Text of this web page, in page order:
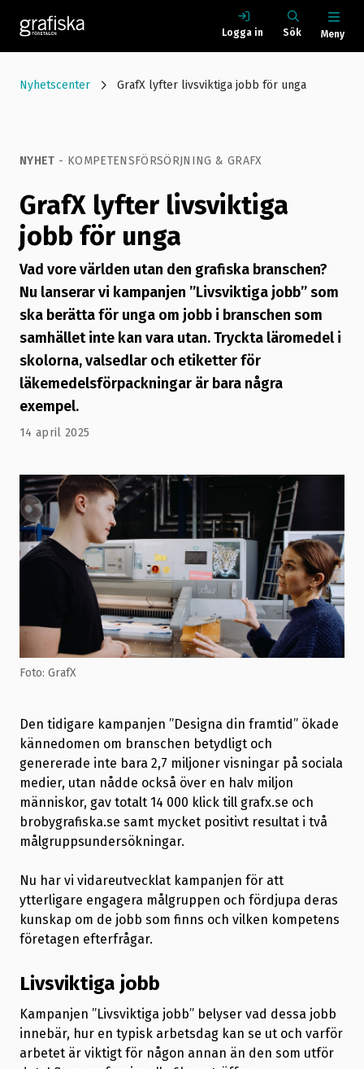
Logga in Sök Meny
Nyhetscenter GrafX lyfter livsviktiga jobb för unga
NYHET - KOMPETENSFÖRSÖRJNING & GRAFX
GrafX lyfter livsviktiga
jobb för unga
Vad vore världen utan den grafiska branschen?
Nu lanserar vi kampanjen ”Livsviktiga jobb” som
ska berätta för unga om jobb i branschen som
samhället inte kan vara utan. Tryckta läromedel i
skolorna, valsedlar och etiketter för
läkemedelsförpackningar är bara några
exempel.
14 april 2025
Foto: GrafX
Den tidigare kampanjen ”Designa din framtid” ökade
kännedomen om branschen betydligt och
genererade inte bara 2,7 miljoner visningar på sociala
medier, utan nådde också över en halv miljon
människor, gav totalt 14 000 klick till grafx.se och
brobygrafiska.se samt mycket positivt resultat i två
målgruppsundersökningar.
Nu har vi vidareutvecklat kampanjen för att
ytterligare engagera målgruppen och fördjupa deras
kunskap om de jobb som finns och vilken kompetens
företagen efterfrågar.
Livsviktiga jobb
Kampanjen ”Livsviktiga jobb” belyser vad dessa jobb
innebär, hur en typisk arbetsdag kan se ut och varför
arbetet är viktigt för någon annan än den som utför